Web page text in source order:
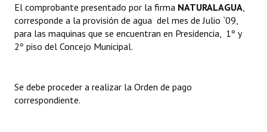
Informes de Gestión
Proyectos Presentados
Actas de Sesión
Informes de Unidad Coordinadora
El comprobante presentado por la firma NATURALAGUA,
corresponde a la provisión de agua del mes de Julio `09,
para las maquinas que se encuentran en Presidencia, 1º y
2º piso del Concejo Municipal.
Se debe proceder a realizar la Orden de pago
correspondiente.